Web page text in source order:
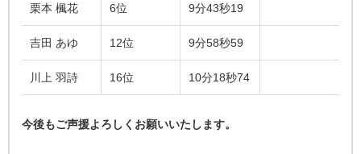
栗本 楓花 6位 9分43秒19
吉田 あゆ 12位 9分58秒59
川上 羽詩 16位 10分18秒74
今後もご声援よろしくお願いいたします。